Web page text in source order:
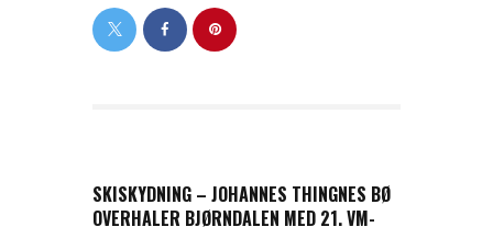
SKISKYDNING – JOHANNES THINGNES BØ
OVERHALER BJØRNDALEN MED 21. VM-